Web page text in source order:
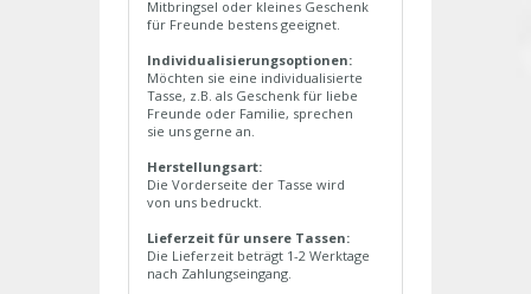
Mitbringsel oder kleines Geschenk
für Freunde bestens geeignet.
Individualisierungsoptionen:
Möchten sie eine individualisierte
Tasse, z.B. als Geschenk für liebe
Freunde oder Familie, sprechen
sie uns gerne an.
Herstellungsart:
Die Vorderseite der Tasse wird
von uns bedruckt.
Lieferzeit für unsere Tassen:
Die Lieferzeit beträgt 1-2 Werktage
nach Zahlungseingang.